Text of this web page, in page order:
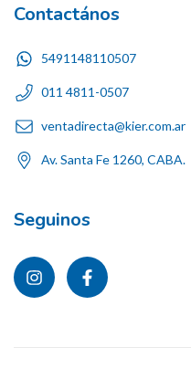
Contactános
5491148110507
011 4811-0507
ventadirecta@kier.com.ar
Av. Santa Fe 1260, CABA.
Seguinos